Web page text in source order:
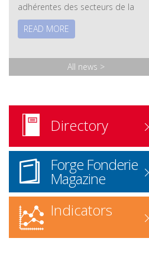
adhérentes des secteurs de la
forge et de la fonderie, ainsi que
leurs savoir-faire, leurs technologies
associés – fournisseurs et
prestataires – y sont également
Version papier: disponible sur
demande.
Commander l'annuaire
www.forgefonderie.org/fr/la-
federation/rechercher-une-
entreprise-forge-fonderie/contact
Recherche en ligne: accédez
directement à l’annuaire numérique
Consulter les entreprises :
Un outil indispensable pour
READ MORE
All news >
Directory
Forge Fonderie
Magazine
Indicators